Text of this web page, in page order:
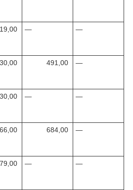
— —
491,00 —
— —
684,00 —
— —